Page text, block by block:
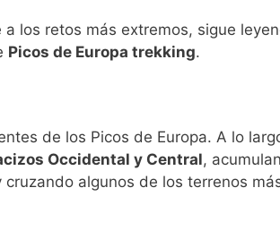
los retos más extremos, sigue
Picos de Europa trekking.
de los Picos de Europa. A lo
Occidental y Central,
cruzando algunos de los terrenos